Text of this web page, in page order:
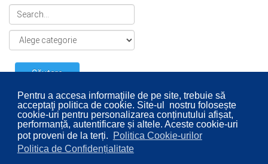
Pentru a accesa informaţiile de pe site, trebuie să
acceptaţi politica de cookie. Site-ul nostru folosește
cookie-uri pentru personalizarea conținutului afișat,
performanță, autentificare și altele. Aceste cookie-uri
pot proveni de la terți.
Politica Cookie-urilor
Politica de Confidențialitate
© 2026 Consiliul Local al Sectorului 2 București. Designed By